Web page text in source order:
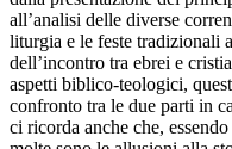
all’analisi delle diverse
liturgia e le feste tradizionali
dell’incontro tra ebrei e
aspetti biblico-teologici,
confronto tra le due parti in
ci ricorda anche che,